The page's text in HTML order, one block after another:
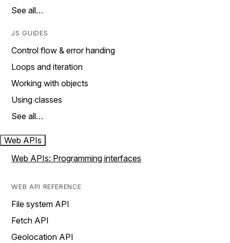
See all…
JS GUIDES
Control flow & error handing
Loops and iteration
Working with objects
Using classes
See all…
Web APIs
Web APIs: Programming interfaces
WEB API REFERENCE
File system API
Fetch API
Geolocation API